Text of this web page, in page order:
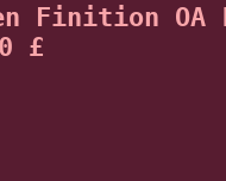
Finition OA
£